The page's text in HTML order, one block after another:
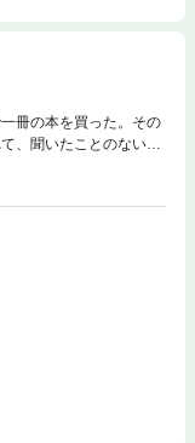
冊の本を買った。その
、聞いたことのない名
いるうちにいきなりキ
。さらに信じられない
うな姿になっていき─
等のイラストは収録さ